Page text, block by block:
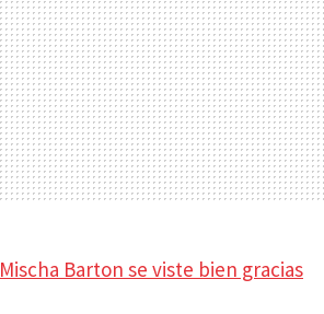
Mischa Barton se viste bien gracias